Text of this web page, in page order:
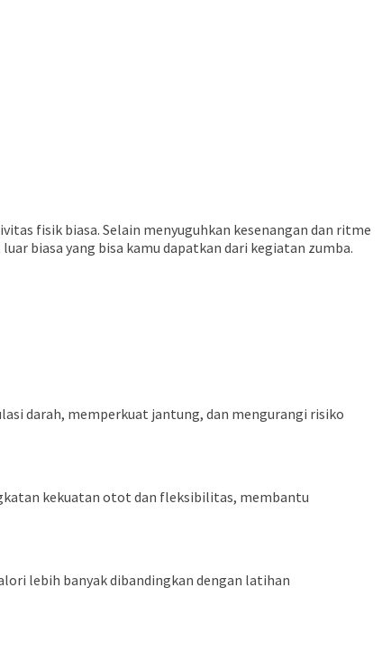
fisik biasa. Selain menyuguhkan kesenangan dan ritme
biasa yang bisa kamu dapatkan dari kegiatan zumba.
darah, memperkuat jantung, dan mengurangi risiko
kekuatan otot dan fleksibilitas, membantu
lebih banyak dibandingkan dengan latihan